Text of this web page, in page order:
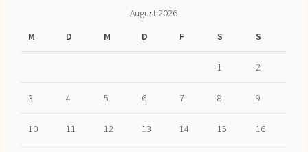
August 2026
M
D M D F S S
1 2
3 4 5 6 7 8 9
10 11 12 13 14 15 16